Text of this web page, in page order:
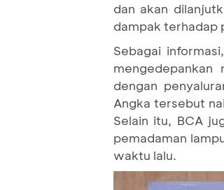
dan akan
dampak terhadap
Sebagai
mengedepankan
dengan
Angka tersebut
Selain itu, BCA
pemadaman
waktu lalu.